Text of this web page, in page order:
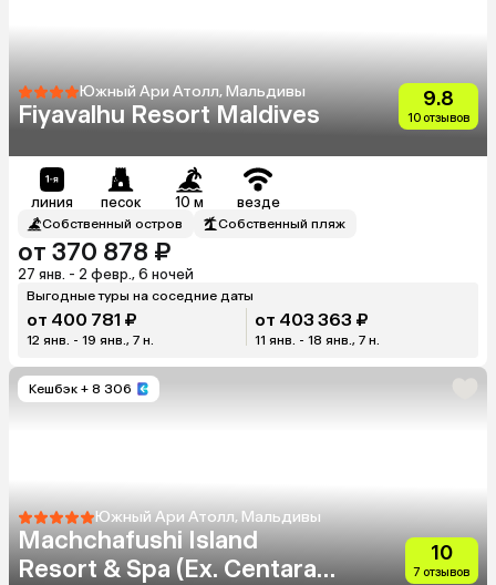
Южный Ари Атолл, Мальдивы
Fiyavalhu Resort Maldives
9.8
10 отзывов
линия песок 10 м везде
Собственный остров Собственный пляж
от 370 878 ₽
27 янв. - 2 февр., 6 ночей
Выгодные туры на соседние даты
от 400 781 ₽
12 янв. - 19 янв., 7 н.
от 403 363 ₽
11 янв. - 18 янв., 7 н.
Кешбэк + 8 306
Южный Ари Атолл, Мальдивы
Machchafushi Island
Resort & Spa (Ex. Centara
10
7 отзывов